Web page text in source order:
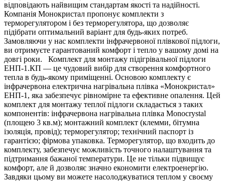
відповідають найвищим стандартам якості та надійності.
Компанія Монокристал пропонує комплекти з
терморегулятором і без терморегулятора, що дозволяє
підібрати оптимальний варіант для будь-яких потреб.
Замовляючи у нас комплекти інфрачервоної плівкової підлоги,
ви отримуєте гарантований комфорт і тепло у вашому домі на
довгі роки. Комплект для монтажу підігрівальної підлоги
ЕНП-1.КП — це чудовий вибір для створення комфортного
тепла в будь-якому приміщенні. Основою комплекту є
інфрачервона електрична нагрівальна плівка «Монокристал»
ЕНП-1, яка забезпечує рівномірне та ефективне опалення. Цей
комплект для монтажу теплої підлоги складається з таких
компонентів: інфрачервона нагрівальна плівка Monocrystal
(площею 3 кв.м); монтажний комплект (клемми, бітумна
ізоляція, провід); терморегулятор; технічний паспорт із
гарантією; фірмова упаковка. Терморегулятор, що входить до
комплекту, забезпечує можливість точного налаштування та
підтримання бажаної температури. Це не тільки підвищує
комфорт, але й дозволяє значно економити електроенергію.
Завдяки цьому ви можете насолоджуватися теплом у своєму